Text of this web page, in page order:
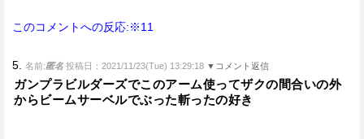
このコメントへの反応:※11
5. 名前:匿名 投稿日：2021/11/23(Tue) 13:29:18 ▼コメント返信
ガンプラビルダーズでこのアーム使ってザクの間合いの外
からビームサーベルでぶった斬ったの好き